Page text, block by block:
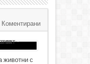
Коментирани
животни с